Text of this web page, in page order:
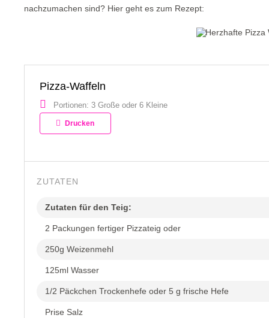
nachzumachen sind? Hier geht es zum Rezept:
Pizza-Waffeln
Portionen: 3 Große oder 6 Kleine
Drucken
ZUTATEN
Zutaten für den Teig:
2 Packungen fertiger Pizzateig oder
250g Weizenmehl
125ml Wasser
1/2 Päckchen Trockenhefe oder 5 g frische Hefe
Prise Salz